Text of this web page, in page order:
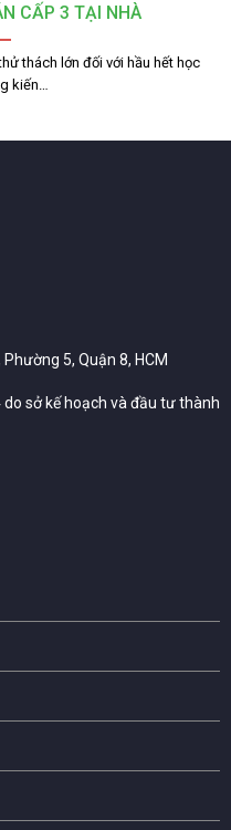
CẤP 3 TẠI NHÀ
thách lớn đối với hầu hết học
kiến…
5, Quận 8, HCM
sở kế hoạch và đầu tư thành